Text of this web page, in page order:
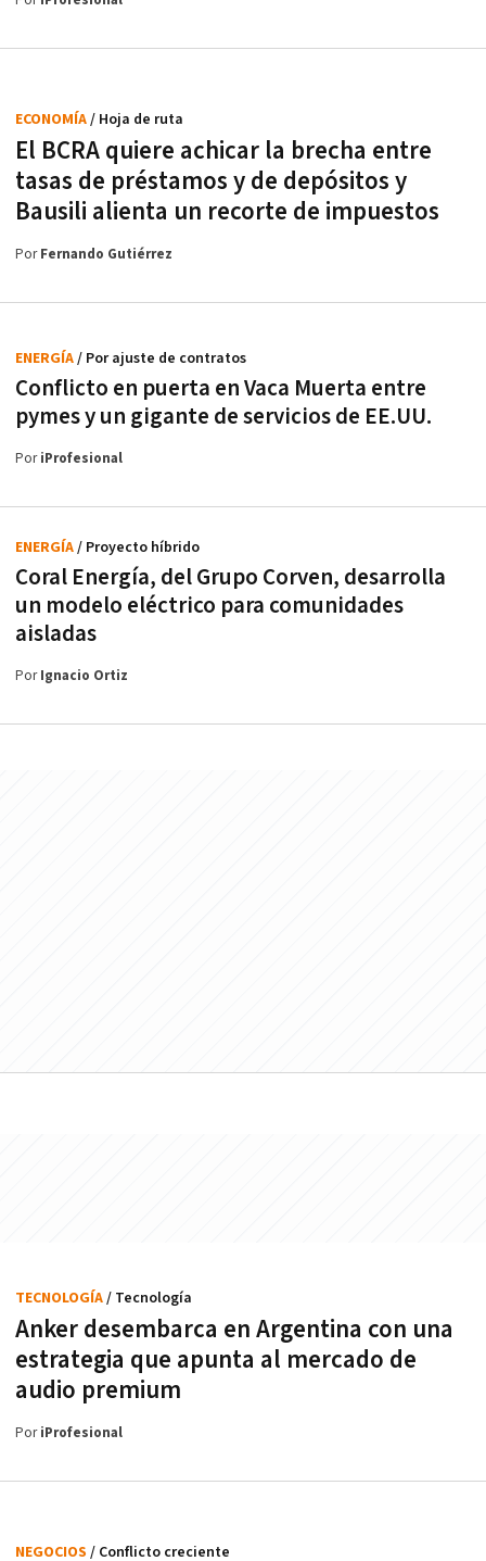
El BCRA quiere achicar la brecha entre
tasas de préstamos y de depósitos y
Bausili alienta un recorte de impuestos
ECONOMÍA/ Hoja de ruta
PorFernando Gutiérrez
Conflicto en puerta en Vaca Muerta entre
pymes y un gigante de servicios de EE.UU.
ENERGÍA/ Por ajuste de contratos
PoriProfesional
Coral Energía, del Grupo Corven, desarrolla
un modelo eléctrico para comunidades
aisladas
ENERGÍA/ Proyecto híbrido
PorIgnacio Ortiz
Anker desembarca en Argentina con una
estrategia que apunta al mercado de
audio premium
TECNOLOGÍA/ Tecnología
PoriProfesional
NEGOCIOS / Conflicto creciente